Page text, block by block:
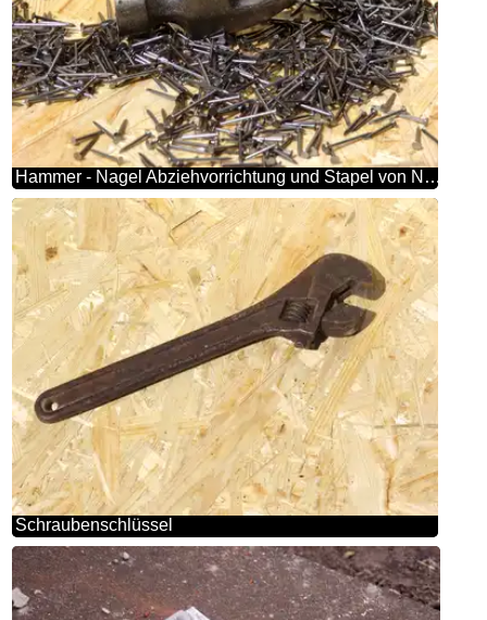
Hammer - Nagel Abziehvorrichtung und Stapel von Nägel
Schraubenschlüssel